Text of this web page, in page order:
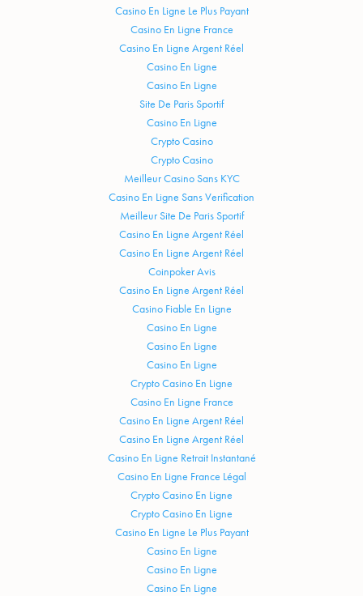
Casino En Ligne Le Plus Payant
Casino En Ligne France
Casino En Ligne Argent Réel
Casino En Ligne
Casino En Ligne
Site De Paris Sportif
Casino En Ligne
Crypto Casino
Crypto Casino
Meilleur Casino Sans KYC
Casino En Ligne Sans Verification
Meilleur Site De Paris Sportif
Casino En Ligne Argent Réel
Casino En Ligne Argent Réel
Coinpoker Avis
Casino En Ligne Argent Réel
Casino Fiable En Ligne
Casino En Ligne
Casino En Ligne
Casino En Ligne
Crypto Casino En Ligne
Casino En Ligne France
Casino En Ligne Argent Réel
Casino En Ligne Argent Réel
Casino En Ligne Retrait Instantané
Casino En Ligne France Légal
Crypto Casino En Ligne
Crypto Casino En Ligne
Casino En Ligne Le Plus Payant
Casino En Ligne
Casino En Ligne
Casino En Ligne